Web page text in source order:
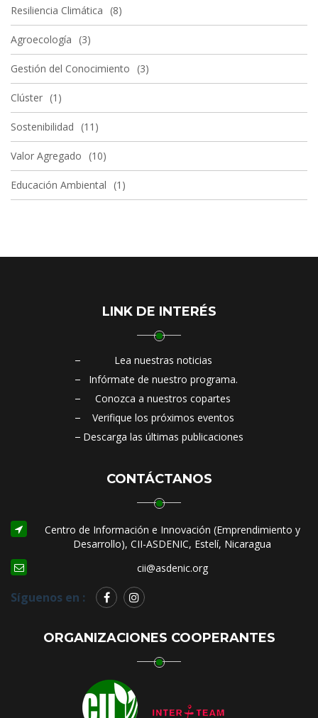
Resiliencia Climática 8
Agroecología 3
Gestión del Conocimiento 3
Clúster 1
Sostenibilidad 11
Valor Agregado 10
Educación Ambiental 1
LINK DE INTERÉS
Lea nuestras noticias
Infórmate de nuestro programa.
Conozca a nuestros copartes
Verifique los próximos eventos
Descarga las últimas publicaciones
CONTÁCTANOS
Centro de Información e Innovación (Emprendimiento y
Desarrollo), CII-ASDENIC, Estelí, Nicaragua
cii@asdenic.org
Síguenos en :
ORGANIZACIONES COOPERANTES